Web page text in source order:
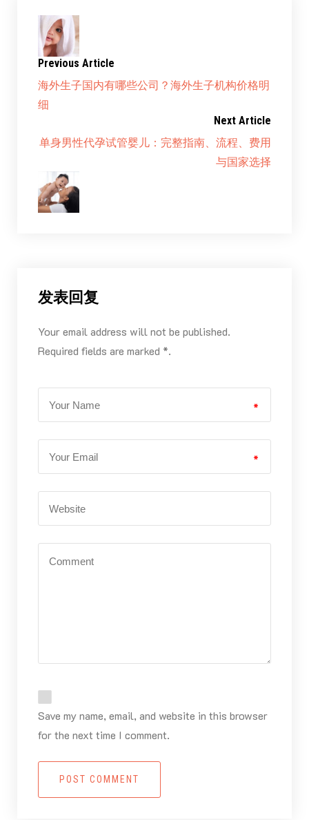
Previous Article
海外生子国内有哪些公司？海外生子机构价格明
细
Next Article
单身男性代孕试管婴儿：完整指南、流程、费用
与国家选择
发表回复
Your email address will not be published.
Required fields are marked *.
*
*
Save my name, email, and website in this browser
for the next time I comment.
POST COMMENT